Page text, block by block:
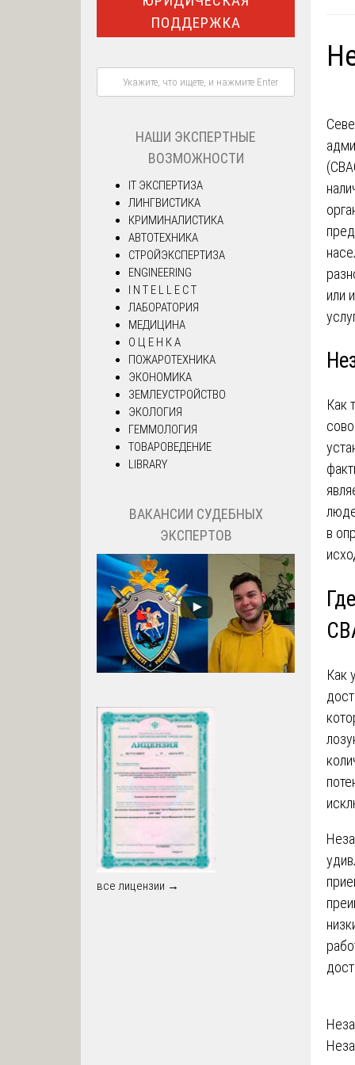
или
Как
в
Как
ПОДДЕРЖКА
НАШИ ЭКСПЕРТНЫЕ
ВОЗМОЖНОСТИ
IT ЭКСПЕРТИЗА
ЛИНГВИСТИКА
КРИМИНАЛИСТИКА
АВТОТЕХНИКА
СТРОЙЭКСПЕРТИЗА
ENGINEERING
I N T E L L E C T
ЛАБОРАТОРИЯ
МЕДИЦИНА
О Ц Е Н К А
ПОЖАРОТЕХНИКА
ЭКОНОМИКА
ЗЕМЛЕУСТРОЙСТВО
ЭКОЛОГИЯ
ГЕММОЛОГИЯ
ТОВАРОВЕДЕНИЕ
LIBRARY
ВАКАНСИИ СУДЕБНЫХ
ЭКСПЕРТОВ
все лицензии →